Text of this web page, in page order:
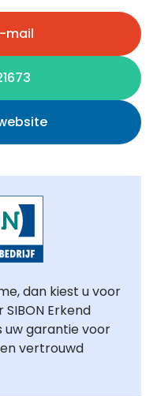
mail
dan kiest u voor
Erkend
uw garantie voor
vertrouwd